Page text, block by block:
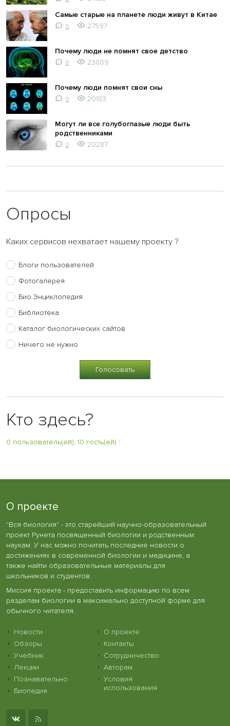
Самые старые на планете люди живут в Китае
0 27597
Почему люди не помнят свое детство
0 23809
Почему люди помнят свои сны
0 20183
Могут ли все голубоглазые люди быть
родственниками
0 20287
Опросы
Каких сервисов нехватает нашему проекту ?
Блоги пользователей
Фотогалерея
Био.Энциклопедия
Библиотека
Каталог биологических сайтов
Ничего не нужно
Кто здесь?
0 пользователь(ей), 10 гость(ей) :
О проекте
"Вся биология" - это старейший научно-образовательный
проект Рунета посвященный биологии и родственным
наукам. У нас можно почитать последние новости о
достижениях в современной биологии и медицине, а
также найти образовательные материалы для
школьников и студентов.
Миссия проекта - предоставить информацию по всем
разделам биологии в максимально доступной форме для
обычного читателя.
Новости
Обзоры
Учебник
Лекции
Познавательно
Биопедия
О проекте
Контакты
Сотрудничество
Авторам
Условия
использования